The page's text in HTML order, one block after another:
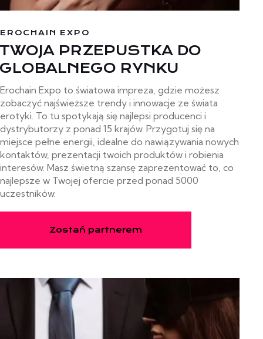
EROCHAIN EXPO
TWOJA PRZEPUSTKA DO
GLOBALNEGO RYNKU
Erochain Expo to światowa impreza, gdzie możesz
zobaczyć najświeższe trendy i innowacje ze świata
erotyki. To tu spotykają się najlepsi producenci i
dystrybutorzy z ponad 15 krajów. Przygotuj się na
miejsce pełne energii, idealne do nawiązywania nowych
kontaktów, prezentacji twoich produktów i robienia
interesów. Masz świetną szansę zaprezentować to, co
najlepsze w Twojej ofercie przed ponad 5000
uczestników.
Zostań partnerem